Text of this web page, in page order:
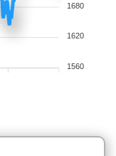
1680
1620
1560